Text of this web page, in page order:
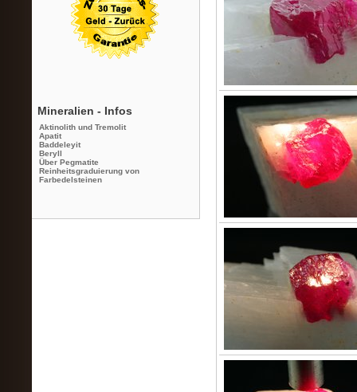
Mineralien - Infos
Aktinolith und Tremolit
Apatit
Baddeleyit
Beryll
Über Pegmatite
Reinheitsgraduierung von
Farbedelsteinen